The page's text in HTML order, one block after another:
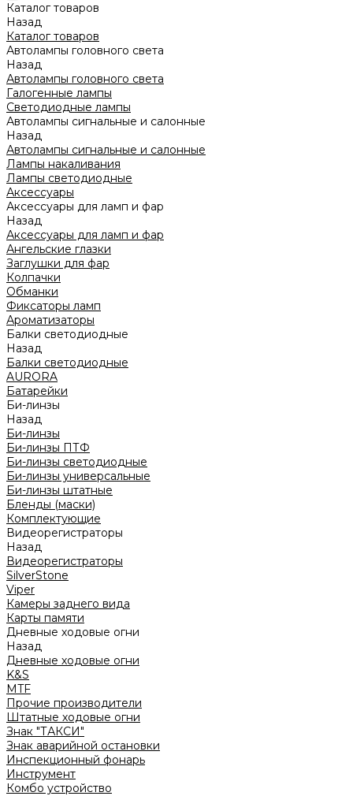
Каталог товаров
Назад
Каталог товаров
Автолампы головного света
Назад
Автолампы головного света
Галогенные лампы
Светодиодные лампы
Автолампы сигнальные и салонные
Назад
Автолампы сигнальные и салонные
Лампы накаливания
Лампы светодиодные
Аксессуары
Аксессуары для ламп и фар
Назад
Аксессуары для ламп и фар
Ангельские глазки
Заглушки для фар
Колпачки
Обманки
Фиксаторы ламп
Ароматизаторы
Балки светодиодные
Назад
Балки светодиодные
AURORA
Батарейки
Би-линзы
Назад
Би-линзы
Би-линзы ПТФ
Би-линзы светодиодные
Би-линзы универсальные
Би-линзы штатные
Бленды (маски)
Комплектующие
Видеорегистраторы
Назад
Видеорегистраторы
SilverStone
Viper
Камеры заднего вида
Карты памяти
Дневные ходовые огни
Назад
Дневные ходовые огни
K&S
MTF
Прочие производители
Штатные ходовые огни
Знак "ТАКСИ"
Знак аварийной остановки
Инспекционный фонарь
Инструмент
Комбо устройство